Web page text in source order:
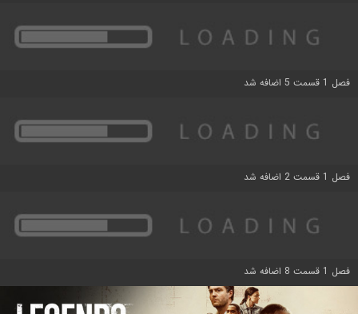
فصل 1 قسمت 5 اضافه شد
فصل 1 قسمت 2 اضافه شد
فصل 1 قسمت 8 اضافه شد